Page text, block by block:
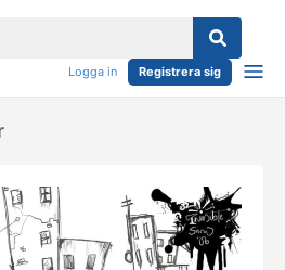
Logga in Registrera sig